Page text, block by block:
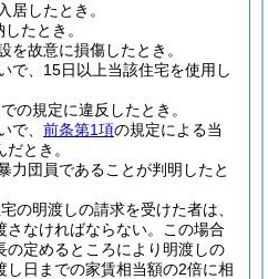
居したとき。
たとき。
を故意に損傷したとき。
で、15日以上当該住宅を使用し
での規定に違反したとき。
で、 前条第1項の規定による当
とき。
力団員であることが判明したと
の明渡しの請求を受けた者は、
なければならない。
この場合
の定めるところにより明渡しの
し日までの家賃相当額の2倍に相